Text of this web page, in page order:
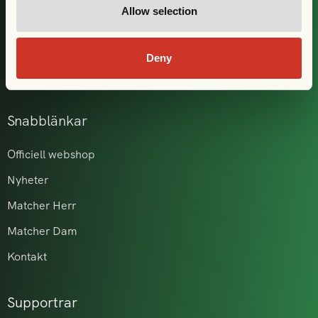
Allow selection
Deny
Akademi & ungdom
Snabblänkar
Officiell webshop
Nyheter
Matcher Herr
Matcher Dam
Kontakt
Supportrar